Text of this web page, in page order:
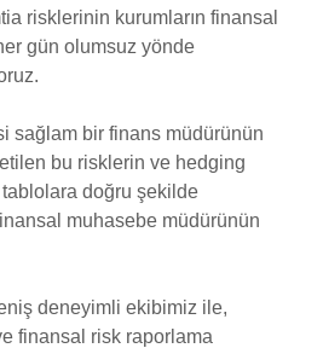
risklerinin kurumların finansal
gün olumsuz yönde
sağlam bir finans müdürünün
bu risklerin ve hedging
doğru şekilde
muhasebe müdürünün
deneyimli ekibimiz ile,
finansal risk raporlama